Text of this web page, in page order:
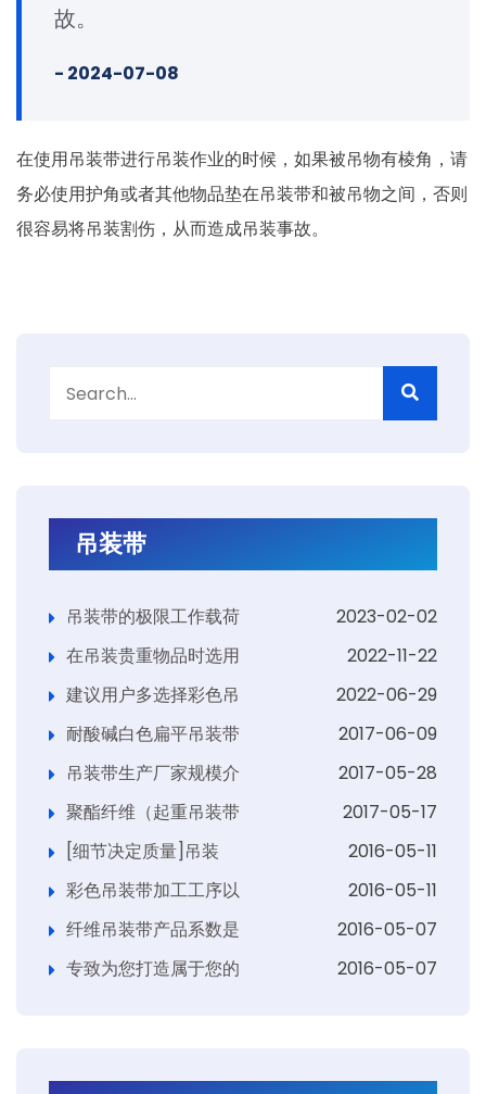
故。
- 2024-07-08
在使用吊装带进行吊装作业的时候，如果被吊物有棱角，请
务必使用护角或者其他物品垫在吊装带和被吊物之间，否则
很容易将吊装割伤，从而造成吊装事故。
吊装带
吊装带的极限工作载荷
2023-02-02
在吊装贵重物品时选用
2022-11-22
建议用户多选择彩色吊
2022-06-29
耐酸碱白色扁平吊装带
2017-06-09
吊装带生产厂家规模介
2017-05-28
聚酯纤维（起重吊装带
2017-05-17
[细节决定质量]吊装
2016-05-11
彩色吊装带加工工序以
2016-05-11
纤维吊装带产品系数是
2016-05-07
专致为您打造属于您的
2016-05-07